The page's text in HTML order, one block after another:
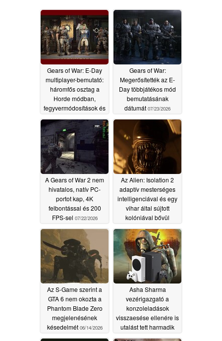
Gears of War: E-Day
multiplayer-bemutató:
háromfős osztag a
Horde módban,
fegyvermódosítások és
07/31/2026
Gears of War:
Megerősítették az E-
Day többjátékos mód
bemutatásának
dátumát 07/23/2026
A Gears of War 2 nem
hivatalos, natív PC-
portot kap, 4K
felbontással és 200
FPS-sel 07/22/2026
Az Alien: Isolation 2
adaptív mesterséges
intelligenciával és egy
vihar által sújtott
kolóniával bővül
06/14/2026
Az S-Game szerint a
GTA 6 nem okozta a
Phantom Blade Zero
megjelenésének
késedelmét 06/14/2026
Asha Sharma
vezérigazgató a
konzoleladások
visszaesése ellenére is
utalást tett harmadik